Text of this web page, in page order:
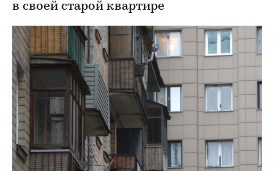
в своей старой квартире